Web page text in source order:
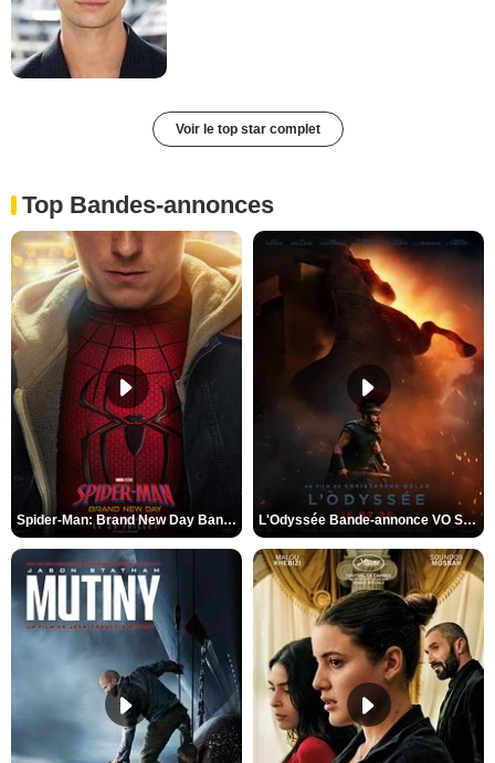
Voir le top star complet
Top Bandes-annonces
Spider-Man: Brand New Day Bande-annonce VO STFR L'Odyssée Bande-annonce VO STFR